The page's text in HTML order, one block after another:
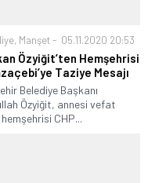
, Manşet 05.11.2020 20:53
Özyiğit’ten Hemşehrisi
Taziye Mesajı
Belediye Başkanı
Özyiğit, annesi vefat
CHP...